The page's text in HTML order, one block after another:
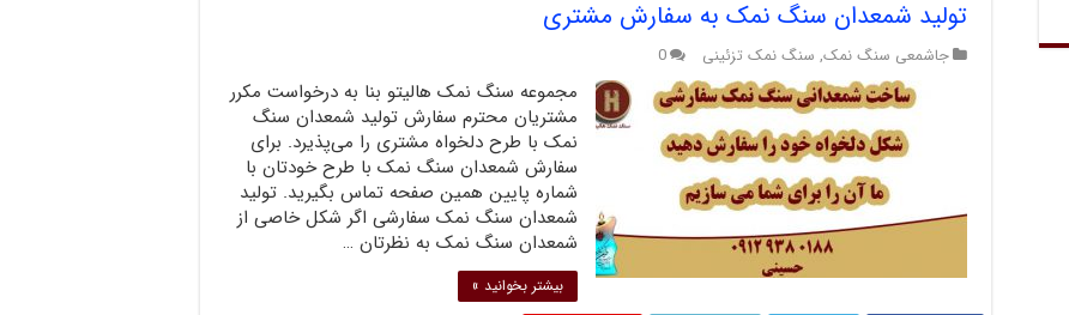
تولید شمعدان سنگ نمک به سفارش مشتری
جاشمعی سنگ نمک, سنگ نمک تزئینی 0
مجموعه سنگ نمک هالیتو بنا به درخواست مکرر
مشتریان محترم سفارش تولید شمعدان سنگ
نمک با طرح دلخواه مشتری را می‌پذیرد. برای
سفارش شمعدان سنگ نمک با طرح خودتان با
شماره پایین همین صفحه تماس بگیرید. تولید
شمعدان سنگ نمک سفارشی اگر شکل خاصی از
شمعدان سنگ نمک به نظرتان …
بیشتر بخوانید »